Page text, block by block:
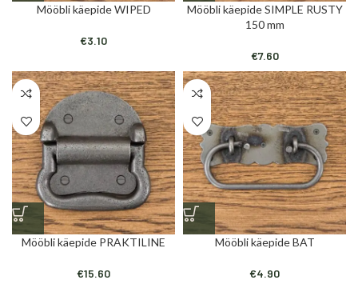
Mööbli käepide WIPED
€3.10
Mööbli käepide SIMPLE RUSTY
150 mm
€7.60
Mööbli käepide PRAKTILINE
€15.60
Mööbli käepide BAT
€4.90